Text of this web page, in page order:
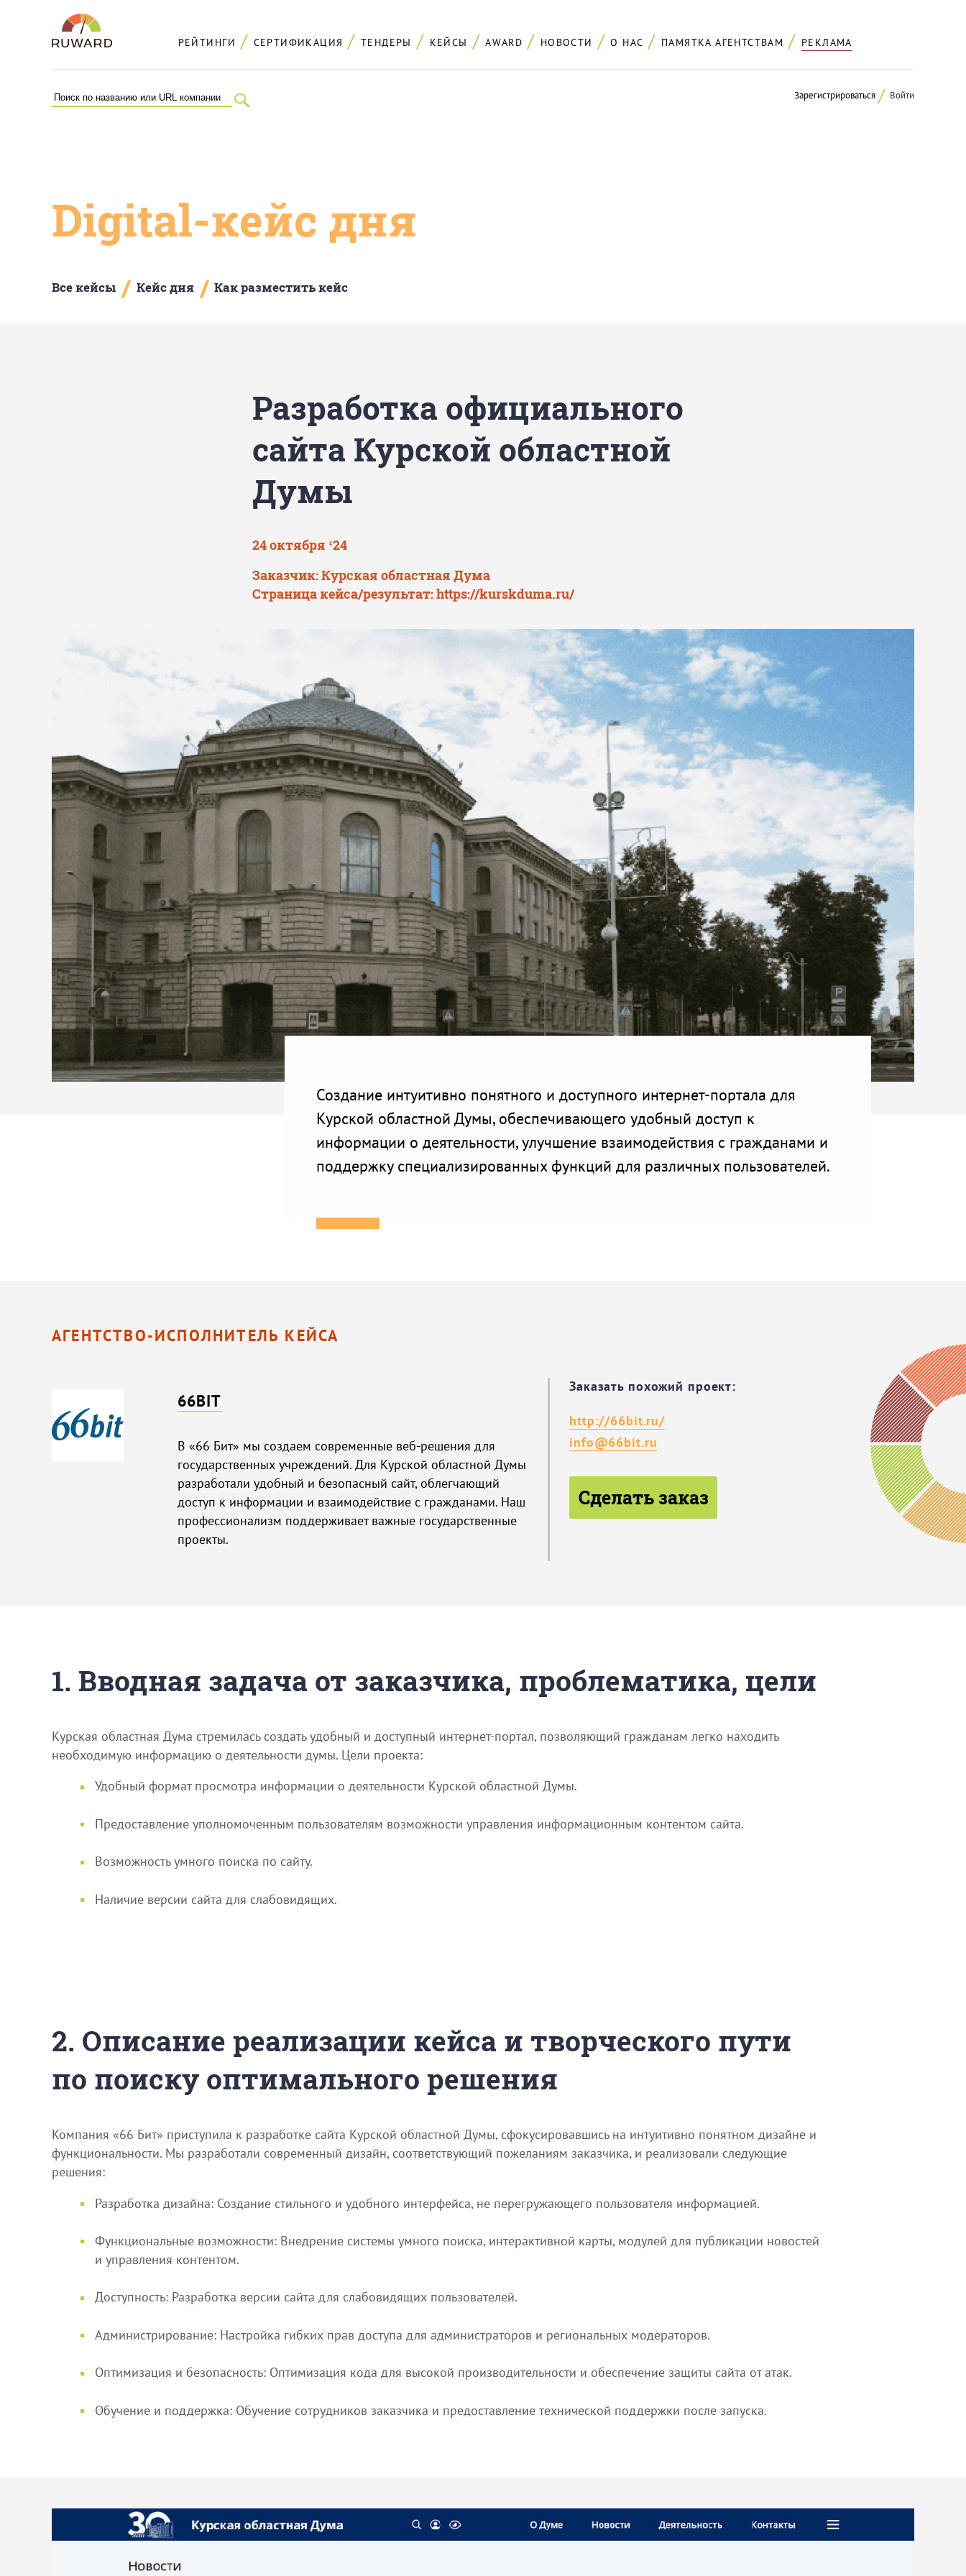
РЕЙТИНГИ СЕРТИФИКАЦИЯ ТЕНДЕРЫ КЕЙСЫ AWARD НОВОСТИ О НАС ПАМЯТКА АГЕНТСТВАМ РЕКЛАМА
Зарегистрироваться Войти
Digital-кейс дня
Все кейсы / Кейс дня / Как разместить кейс
Разработка официального
сайта Курской областной
Думы
24 октября ‘24
Заказчик: Курская областная Дума
Страница кейса/результат:https://kurskduma.ru/
Создание интуитивно понятного и доступного интернет-портала для
Курской областной Думы, обеспечивающего удобный доступ к
информации о деятельности, улучшение взаимодействия с гражданами и
поддержку специализированных функций для различных пользователей.
АГЕНТСТВО-ИСПОЛНИТЕЛЬ КЕЙСА
66BIT
В «66 Бит» мы создаем современные веб-решения для
государственных учреждений. Для Курской областной Думы
разработали удобный и безопасный сайт, облегчающий
доступ к информации и взаимодействие с гражданами. Наш
профессионализм поддерживает важные государственные
проекты.
Заказать похожий проект:
http://66bit.ru/
info@66bit.ru
Сделать заказ
1. Вводная задача от заказчика, проблематика, цели
Курская областная Дума стремилась создать удобный и доступный интернет-портал, позволяющий гражданам легко находить
необходимую информацию о деятельности думы. Цели проекта:
Удобный формат просмотра информации о деятельности Курской областной Думы.
Предоставление уполномоченным пользователям возможности управления информационным контентом сайта.
Возможность умного поиска по сайту.
Наличие версии сайта для слабовидящих.
2. Описание реализации кейса и творческого пути
по поиску оптимального решения
Компания «66 Бит» приступила к разработке сайта Курской областной Думы, сфокусировавшись на интуитивно понятном дизайне и
функциональности. Мы разработали современный дизайн, соответствующий пожеланиям заказчика, и реализовали следующие
решения:
Разработка дизайна: Создание стильного и удобного интерфейса, не перегружающего пользователя информацией.
Функциональные возможности: Внедрение системы умного поиска, интерактивной карты, модулей для публикации новостей
и управления контентом.
Доступность: Разработка версии сайта для слабовидящих пользователей.
Администрирование: Настройка гибких прав доступа для администраторов и региональных модераторов.
Оптимизация и безопасность: Оптимизация кода для высокой производительности и обеспечение защиты сайта от атак.
Обучение и поддержка: Обучение сотрудников заказчика и предоставление технической поддержки после запуска.